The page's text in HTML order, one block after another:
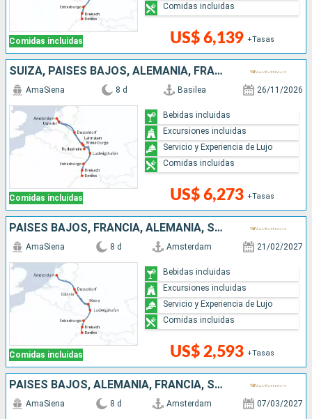
Comidas incluidas US$ 6,139 +Tasas
Comidas incluidas
SUIZA, PAISES BAJOS, ALEMANIA, FRANCIA
Comidas incluidas
AmaSiena 8 d Basilea 26/11/2026
US$ 6,273 +Tasas
Bebidas incluidas
Excursiones incluidas
Servicio y Experiencia de Lujo
Comidas incluidas
PAISES BAJOS, FRANCIA, ALEMANIA, SUIZA
Comidas incluidas
AmaSiena 8 d Amsterdam 21/02/2027
US$ 2,593 +Tasas
Bebidas incluidas
Excursiones incluidas
Servicio y Experiencia de Lujo
Comidas incluidas
PAISES BAJOS, ALEMANIA, FRANCIA, SUIZA
AmaSiena 8 d Amsterdam 07/03/2027